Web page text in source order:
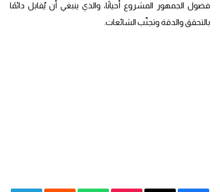
فضول الجمهور المشروع أحيانًا، والذي ينبغي أن يُقابل دائمًا
بالتحقق والدقة وتجنّب الشائعات.